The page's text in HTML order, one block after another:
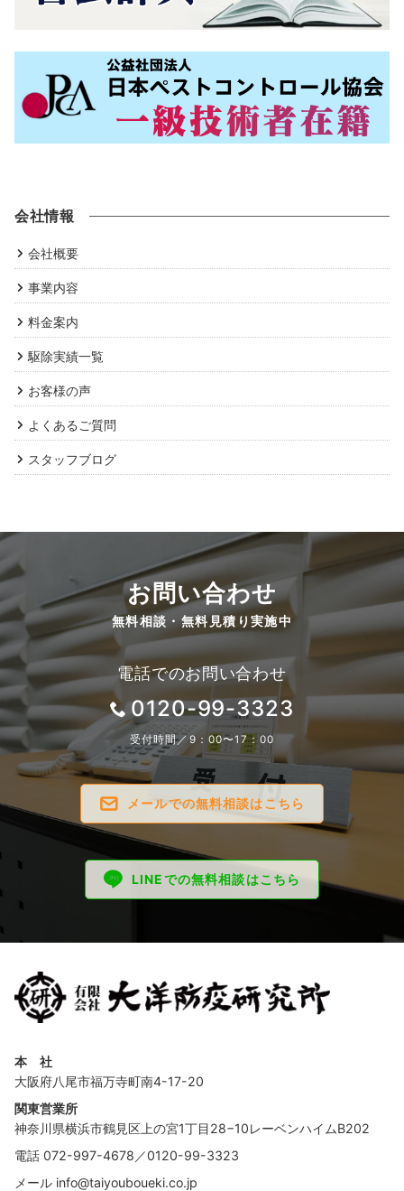
会社情報
会社概要
事業内容
料金案内
駆除実績一覧
お客様の声
よくあるご質問
スタッフブログ
お問い合わせ
無料相談・無料見積り実施中
電話でのお問い合わせ
0120-99-3323
受付時間／9：00〜17：00
メールでの無料相談はこちら
LINEでの無料相談はこちら
本 社
大阪府八尾市福万寺町南4-17-20
関東営業所
神奈川県横浜市鶴見区上の宮1丁目28−10レーベンハイムB202
電話 072-997-4678 ／0120-99-3323
メール info@taiyouboueki.co.jp